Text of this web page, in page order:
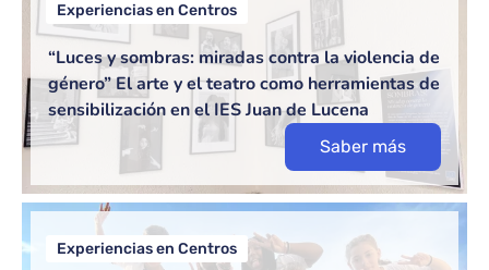
Experiencias en Centros
“Luces y sombras: miradas contra la violencia de
género” El arte y el teatro como herramientas de
sensibilización en el IES Juan de Lucena
Saber más
Experiencias en Centros